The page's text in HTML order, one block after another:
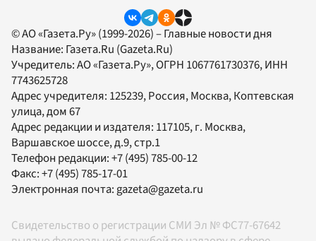
© АО «Газета.Ру» (1999-2026) – Главные новости дня
Название: Газета.Ru (Gazeta.Ru)
Учредитель:АО «Газета.Ру», ОГРН 1067761730376, ИНН
7743625728
Адрес учредителя: 125239, Россия, Москва, Коптевская
улица, дом 67
Адрес редакции и издателя: 117105, г. Москва,
Варшавское шоссе, д.9, стр.1
Телефон редакции:+7 (495) 785-00-12
Факс:+7 (495) 785-17-01
Электронная почта:gazeta@gazeta.ru
Свидетельство о регистрации СМИ Эл № ФС77-67642